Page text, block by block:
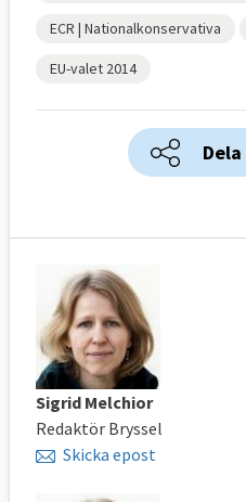
ECR | Nationalkonservativa
EU-valet 2014
Dela
Sigrid Melchior
Redaktör Bryssel
Skicka epost